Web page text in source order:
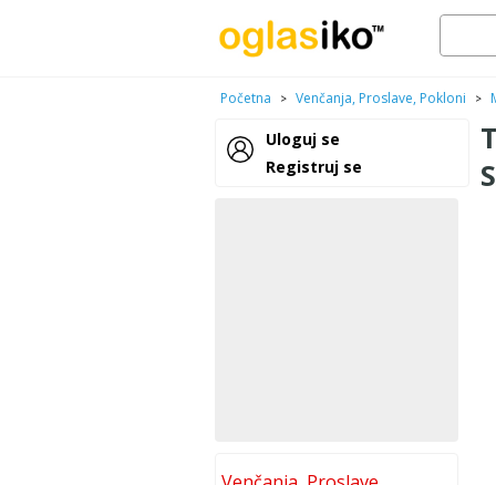
Početna > Venčanja, Proslave, Pokloni >
Uloguj se
Registruj se